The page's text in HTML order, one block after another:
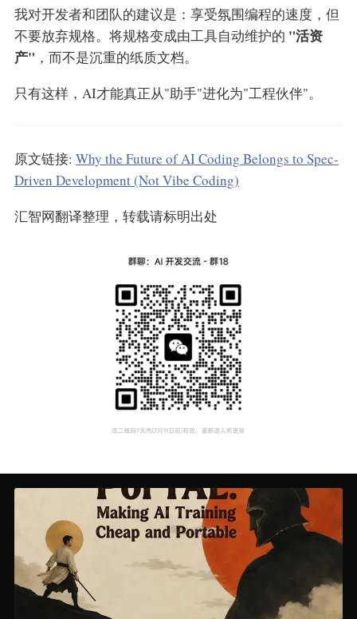
我对开发者和团队的建议是：享受氛围编程的速度，但
不要放弃规格。将规格变成由工具自动维护的 "活资
产" ，而不是沉重的纸质文档。
只有这样，AI才能真正从"助手"进化为"工程伙伴"。
原文链接: Why the Future of AI Coding Belongs to Spec-
Driven Development (Not Vibe Coding)
汇智网翻译整理，转载请标明出处